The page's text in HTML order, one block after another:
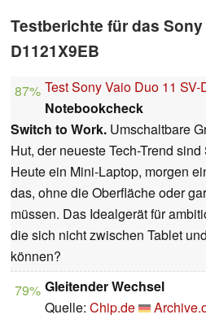
Testberichte für das Sony
D1121X9EB
87% Test Sony Vaio Duo 11
Notebookcheck
Switch to Work. Umschaltbare
Hut, der neueste Tech-Trend
Heute ein Mini-Laptop, morgen
das, ohne die Oberfläche oder
müssen. Das Idealgerät für
die sich nicht zwischen Tablet
können?
79% Gleitender Wechsel
Quelle: Chip.de